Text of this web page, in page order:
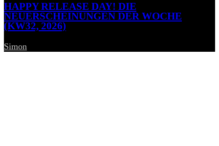
HAPPY RELEASE DAY! DIE
NEUERSCHEINUNGEN DER WOCHE
(KW32, 2026)
Simon